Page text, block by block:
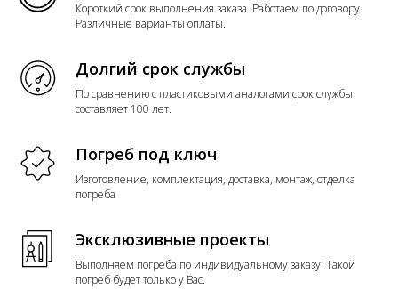
Короткий срок выполнения заказа. Работаем по договору.
Различные варианты оплаты.
Долгий срок службы
По сравнению с пластиковыми аналогами срок службы
составляет 100 лет.
Погреб под ключ
Изготовление, комплектация, доставка, монтаж, отделка
погреба
Эксклюзивные проекты
Выполняем погреба по индивидуальному заказу. Такой
погреб будет только у Вас.